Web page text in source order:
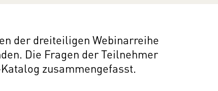
der dreiteiligen Webinarreihe
Die Fragen der Teilnehmer
zusammengefasst.